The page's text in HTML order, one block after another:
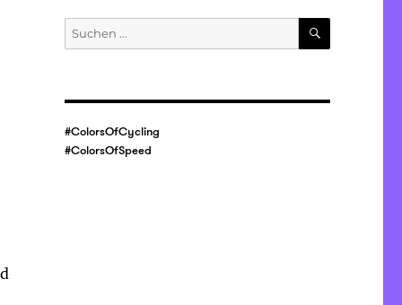
Suche
SUCHEN
#ColorsOfCycling
#ColorsOfSpeed